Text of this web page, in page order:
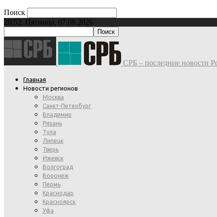
Поиск
20:52, Пятница, 07.08.2026
СРБ – последние новости
Главная
Новости регионов
Москва
Санкт-Петербург
Владимир
Рязань
Тула
Липецк
Тверь
Ижевск
Волгоград
Воронеж
Пермь
Краснодар
Красноярск
Уфа